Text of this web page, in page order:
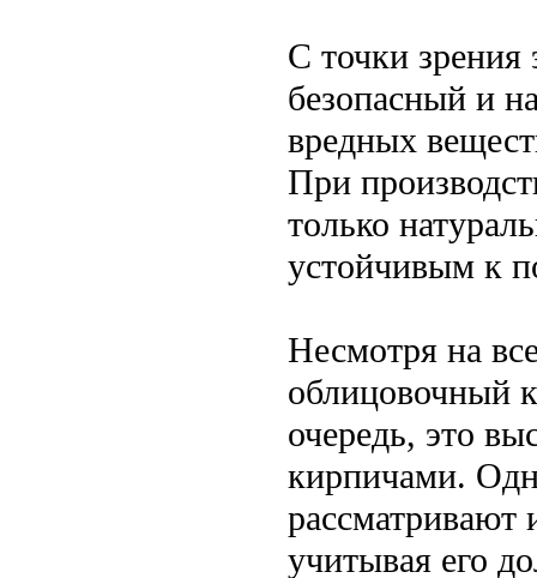
С точки
безопасный и
вредных
При
только
устойчивым к
Несмотря на
облицовочный
очередь, это
кирпичами.
рассматривают
учитывая его